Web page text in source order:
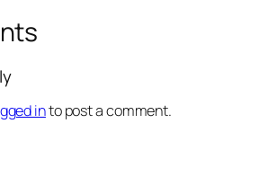
into post a comment.